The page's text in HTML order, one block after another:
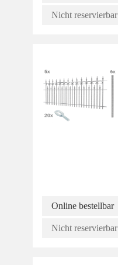
Nicht reservierbar
Online bestellbar
Nicht reservierbar